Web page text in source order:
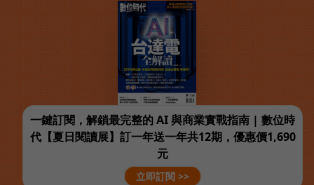
一鍵訂閱，解鎖最完整的 AI 與商業實戰指南 | 數位時
代【夏日閱讀展】訂一年送一年共12期，優惠價1,690
元
立即訂閱 >>